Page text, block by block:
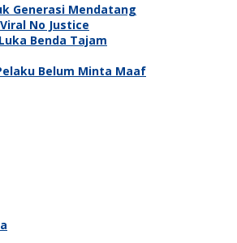
Generasi Mendatang
No Justice
Benda Tajam
Belum Minta Maaf